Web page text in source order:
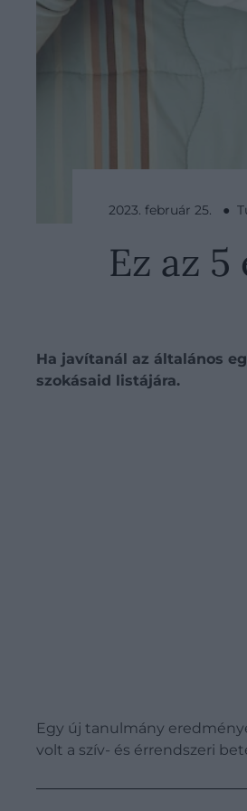
2023. február 25. ●
Ez az
Ha javítanál az általános
szokásaid listájára.
Egy új tanulmány
volt a szív- és érrendszeri